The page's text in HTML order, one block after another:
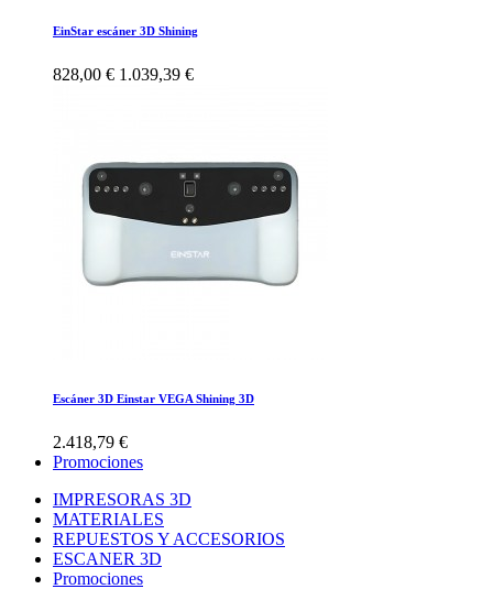
EinStar escáner 3D Shining
828,00 € 1.039,39 €
Escáner 3D Einstar VEGA Shining 3D
2.418,79 €
Promociones
IMPRESORAS 3D
MATERIALES
REPUESTOS Y ACCESORIOS
ESCANER 3D
Promociones